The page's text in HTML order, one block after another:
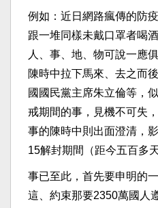
例如：近日網路瘋傳的防
跟一堆同樣未戴口罩者喝
人、事、地、物可說一應
陳時中拉下馬來、去之而
國國民黨主席朱立倫等，
戒期間的事，見機不可失
事的陳時中則出面澄清，
15解封期間（距今五百多
事已至此，首先要申明的
這、約束那要2350萬國人